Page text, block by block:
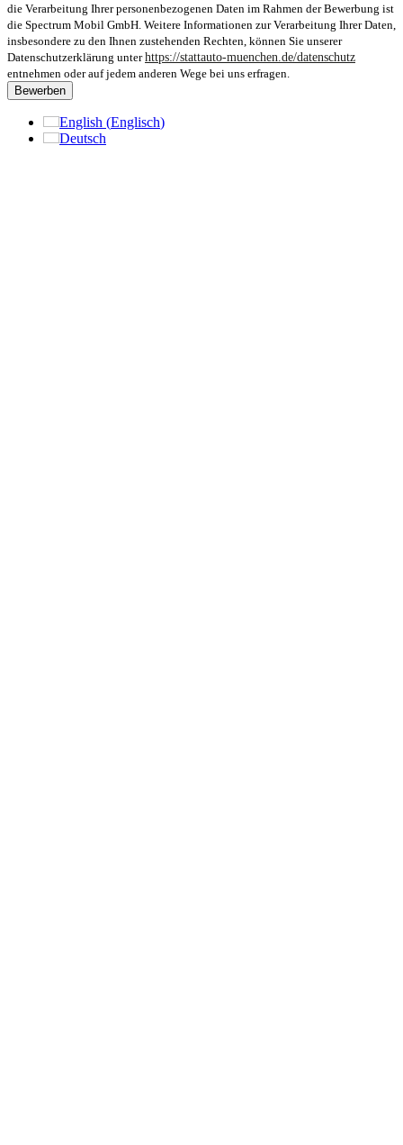
die Verarbeitung Ihrer personenbezogenen Daten im Rahmen der Bewerbung ist
die Spectrum Mobil GmbH. Weitere Informationen zur Verarbeitung Ihrer Daten,
insbesondere zu den Ihnen zustehenden Rechten, können Sie unserer
Datenschutzerklärung unterhttps://stattauto-muenchen.de/datenschutz
entnehmen oder auf jedem anderen Wege bei uns erfragen.
Bewerben
English (Englisch)
Deutsch